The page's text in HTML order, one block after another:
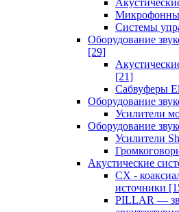
Системы
Оборудование
[29]
[21]
Сабвуферы
Оборудование
Усилители
Оборудование
Усилители
Акустические
CX -
источники
PILLAR —